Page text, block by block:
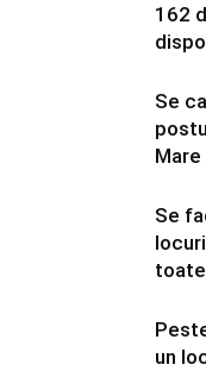
162
Se
Mare
Se
un